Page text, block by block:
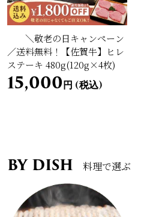
＼敬老の日キャンペーン
／送料無料！【佐賀牛】ヒレ
ステーキ 480g(120g×4枚)
15,000円 (税込)
BY DISH 料理で選ぶ